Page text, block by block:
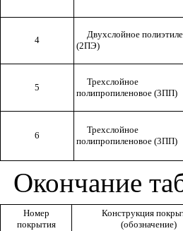
4
Двухслойное
(2ПЭ)
5
Трехслойное
полипропиленовое (3ПП)
6
Трехслойное
полипропиленовое (3ПП)
Окончание
Номер
покрытия
Конструкция
(обозначение)